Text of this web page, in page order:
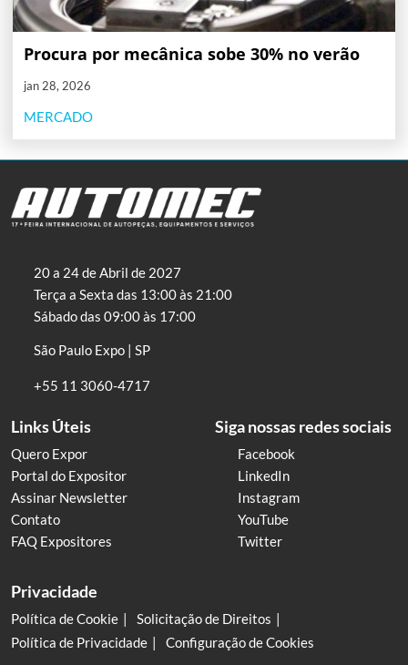
Procura por mecânica sobe 30% no verão
jan 28, 2026
MERCADO
20 a 24 de Abril de 2027
Terça a Sexta das 13:00 às 21:00
Sábado das 09:00 às 17:00
São Paulo Expo | SP
+55 11 3060-4717
Links Úteis
Quero Expor
Portal do Expositor
Assinar Newsletter
Contato
FAQ Expositores
Siga nossas redes sociais
Facebook
LinkedIn
Instagram
YouTube
Twitter
Privacidade
Política de Cookie
Solicitação de Direitos
Política de Privacidade
Configuração de Cookies